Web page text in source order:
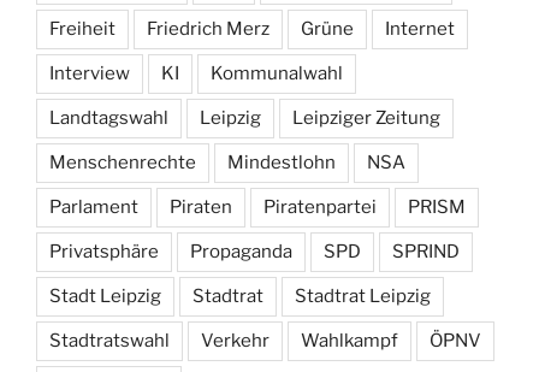
Freiheit Friedrich Merz Grüne Internet
Interview KI Kommunalwahl
Landtagswahl Leipzig Leipziger Zeitung
Menschenrechte Mindestlohn NSA
Parlament Piraten Piratenpartei PRISM
Privatsphäre Propaganda SPD SPRIND
Stadt Leipzig Stadtrat Stadtrat Leipzig
Stadtratswahl Verkehr Wahlkampf ÖPNV